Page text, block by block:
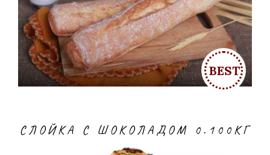
СЛОЙКА С ШОКОЛАДОМ 0.100КГ